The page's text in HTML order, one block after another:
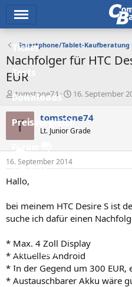
Ticker
Tests
Downloads
Preisvergleich
Forum
Aktuelles
Neue Beiträge
Leserartikel
Regeln
Smartphone/Tablet-
Nachfolger für HTC
EUR
E
r
s
t
e
r
tomstone74
E
s
e
t
16. September
T tomstone74
Lt. Junior Grade
16. September 2014
Hallo,
bei meinem HTC Desire S ist
suche ich dafür einen
* Max. 4 Zoll Display
* Aktuelles Android
* In der Gegend um 300 EUR,
* Austauschbarer Akku wäre